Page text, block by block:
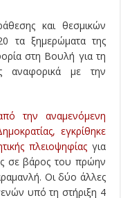
και θεσμικών
τα ξημερώματα της
στη Βουλή για τη
αναφορικά με την
την αναμενόμενη
εγκρίθηκε
πλειοψηφίαςγια
σε βάρος του πρώην
Οι δύο άλλες
υπό τη στήριξη 4